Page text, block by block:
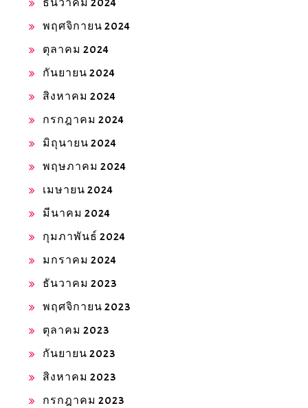
พฤศจิกายน 2024
ตุลาคม 2024
กันยายน 2024
สิงหาคม 2024
กรกฎาคม 2024
มิถุนายน 2024
พฤษภาคม 2024
เมษายน 2024
มีนาคม 2024
กุมภาพันธ์ 2024
มกราคม 2024
ธันวาคม 2023
พฤศจิกายน 2023
ตุลาคม 2023
กันยายน 2023
สิงหาคม 2023
กรกฎาคม 2023